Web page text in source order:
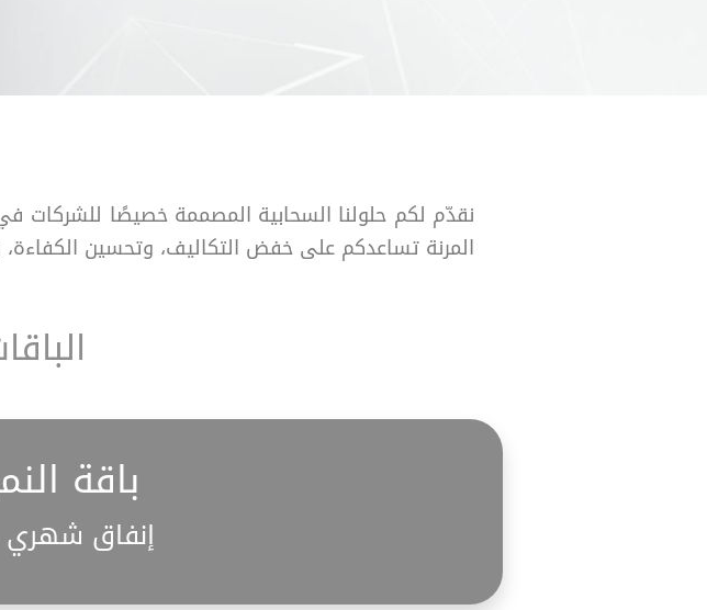
نقدّم لكم حلولنا السحابية المصممة خصيصًا للشركات
المرنة تساعدكم على خفض التكاليف، وتحسين الكفاءة،
باقة
إنفاق شهري من ١٠٠ إلى